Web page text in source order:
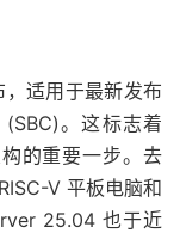
适用于最新发布
。这标志着
的重要一步。去
V 平板电脑和
25.04 也于近